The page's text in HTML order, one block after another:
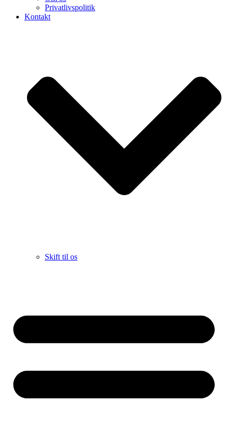
Privatlivspolitik
Kontakt
Skift til os